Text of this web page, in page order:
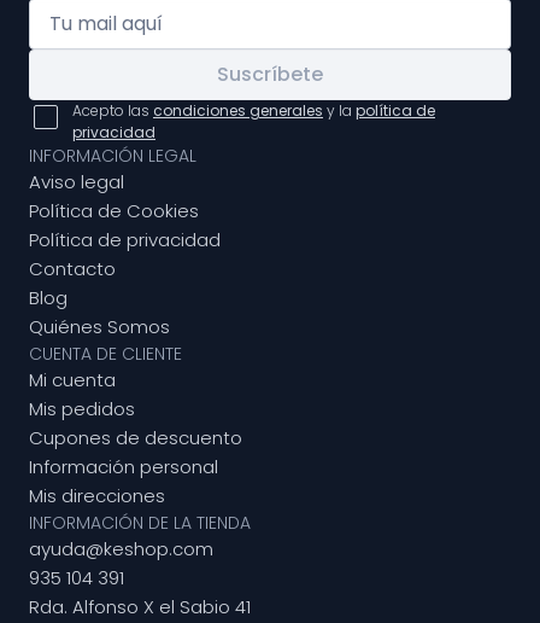
Suscríbete
Acepto las condiciones generales y la política de
privacidad
INFORMACIÓN LEGAL
Aviso legal
Política de Cookies
Política de privacidad
Contacto
Blog
Quiénes Somos
CUENTA DE CLIENTE
Mi cuenta
Mis pedidos
Cupones de descuento
Información personal
Mis direcciones
INFORMACIÓN DE LA TIENDA
ayuda@keshop.com
935 104 391
Rda. Alfonso X el Sabio 41